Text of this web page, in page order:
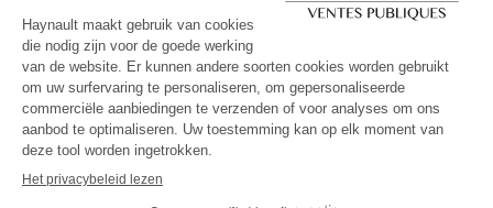
Ons team
Video's
Veelgestelde vragen
Algemene voorwaarden
Volg ons